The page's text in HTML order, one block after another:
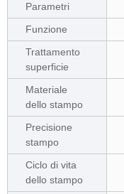
Parametri
Funzione
Trattamento
superficie
Materiale
dello stampo
Precisione
stampo
Ciclo di vita
dello stampo